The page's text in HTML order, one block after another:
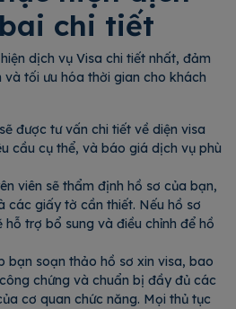
chi tiết
dịch vụ Visa chi tiết nhất, đảm
tối ưu hóa thời gian cho khách
được tư vấn chi tiết về diện visa
cầu cụ thể, và báo giá dịch vụ phù
viên sẽ thẩm định hồ sơ của bạn,
các giấy tờ cần thiết. Nếu hồ sơ
hỗ trợ bổ sung và điều chỉnh để hồ
bạn soạn thảo hồ sơ xin visa, bao
chứng và chuẩn bị đầy đủ các
cơ quan chức năng. Mọi thủ tục